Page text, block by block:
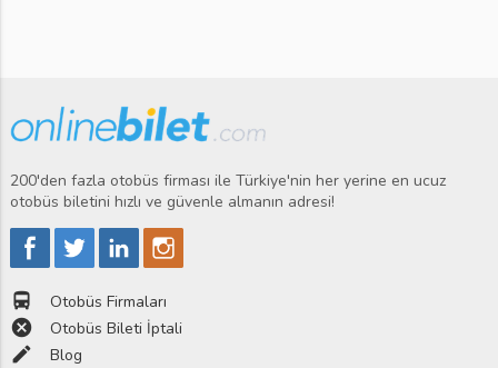
200'den fazla otobüs firması ile Türkiye'nin her yerine en ucuz
otobüs biletini hızlı ve güvenle almanın adresi!
directions_bus Otobüs Firmaları
cancel Otobüs Bileti İptali
edit Blog